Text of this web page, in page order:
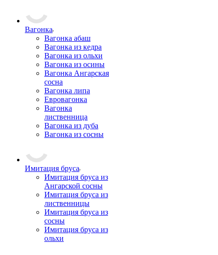
Вагонка
Вагонка абаш
Вагонка из кедра
Вагонка из ольхи
Вагонка из осины
Вагонка Ангарская
сосна
Вагонка липа
Евровагонка
Вагонка
лиственница
Вагонка из дуба
Вагонка из сосны
Имитация бруса
Имитация бруса из
Ангарской сосны
Имитация бруса из
лиственницы
Имитация бруса из
сосны
Имитация бруса из
ольхи